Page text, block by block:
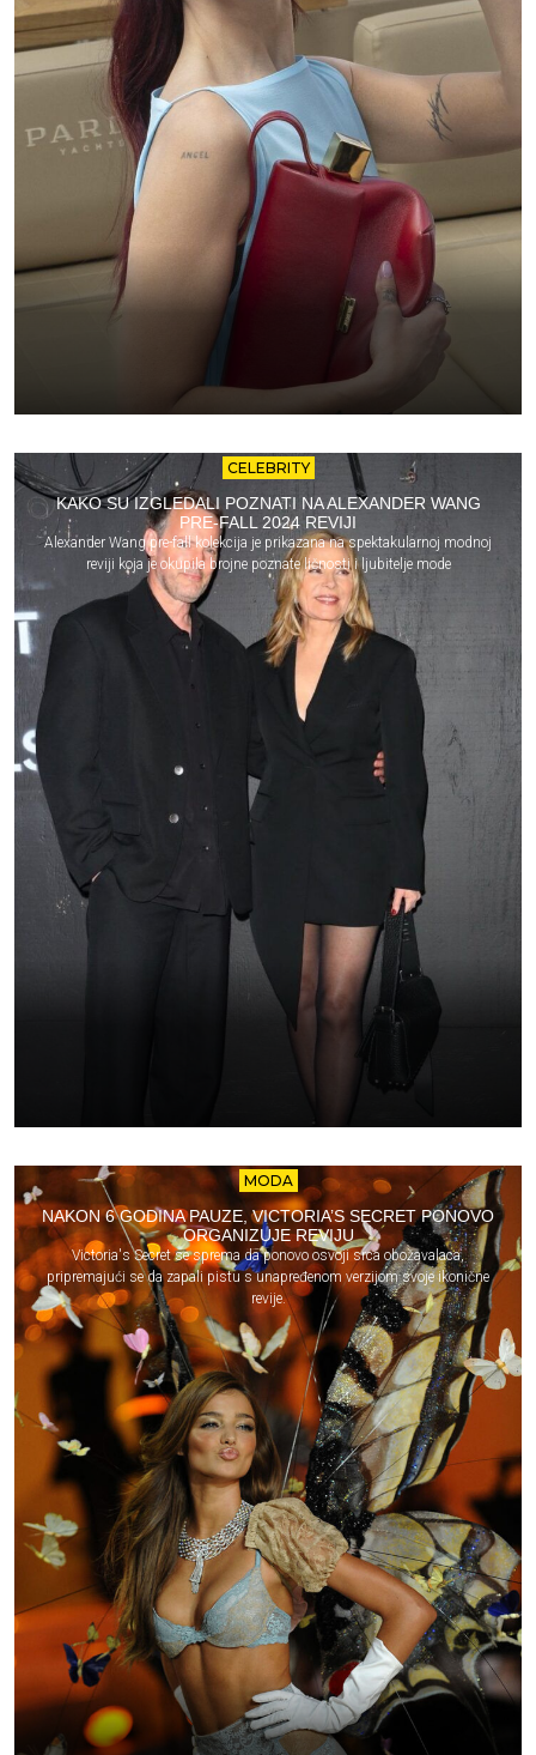
CELEBRITY
KAKO SU IZGLEDALI POZNATI NA ALEXANDER WANG
PRE-FALL 2024 REVIJI
Alexander Wang pre-fall kolekcija je prikazana na spektakularnoj modnoj
reviji koja je okupila brojne poznate ličnosti i ljubitelje mode
MODA
NAKON 6 GODINA PAUZE, VICTORIA’S SECRET PONOVO
ORGANIZUJE REVIJU
Victoria's Secret se sprema da ponovo osvoji srca obožavalaca,
pripremajući se da zapali pistu s unapređenom verzijom svoje ikonične
revije.